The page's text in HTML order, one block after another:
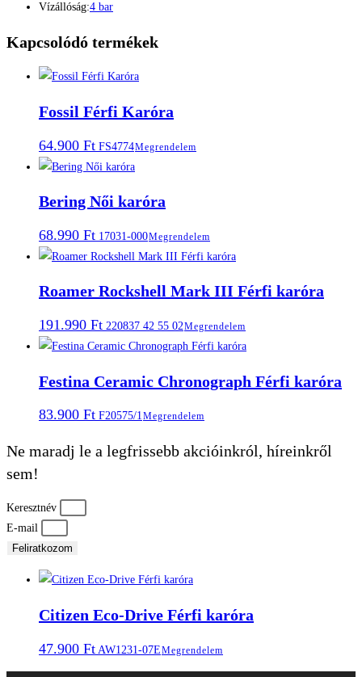
Vízállóság:4 bar
Kapcsolódó termékek
Fossil Férfi Karóra
64.900 Ft FS4774Megrendelem
Bering Női karóra
68.990 Ft 17031-000Megrendelem
Roamer Rockshell Mark III Férfi karóra
191.990 Ft 220837 42 55 02Megrendelem
Festina Ceramic Chronograph Férfi karóra
83.900 Ft F20575/1Megrendelem
Ne maradj le a legfrissebb akcióinkról, híreinkről
sem!
Keresztnév
E-mail
Feliratkozom
Citizen Eco-Drive Férfi karóra
47.900 Ft AW1231-07EMegrendelem